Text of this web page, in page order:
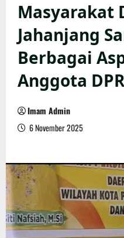
Masyarakat
Jahanjang
Berbagai
Anggota
Imam Admin
6 November 2025